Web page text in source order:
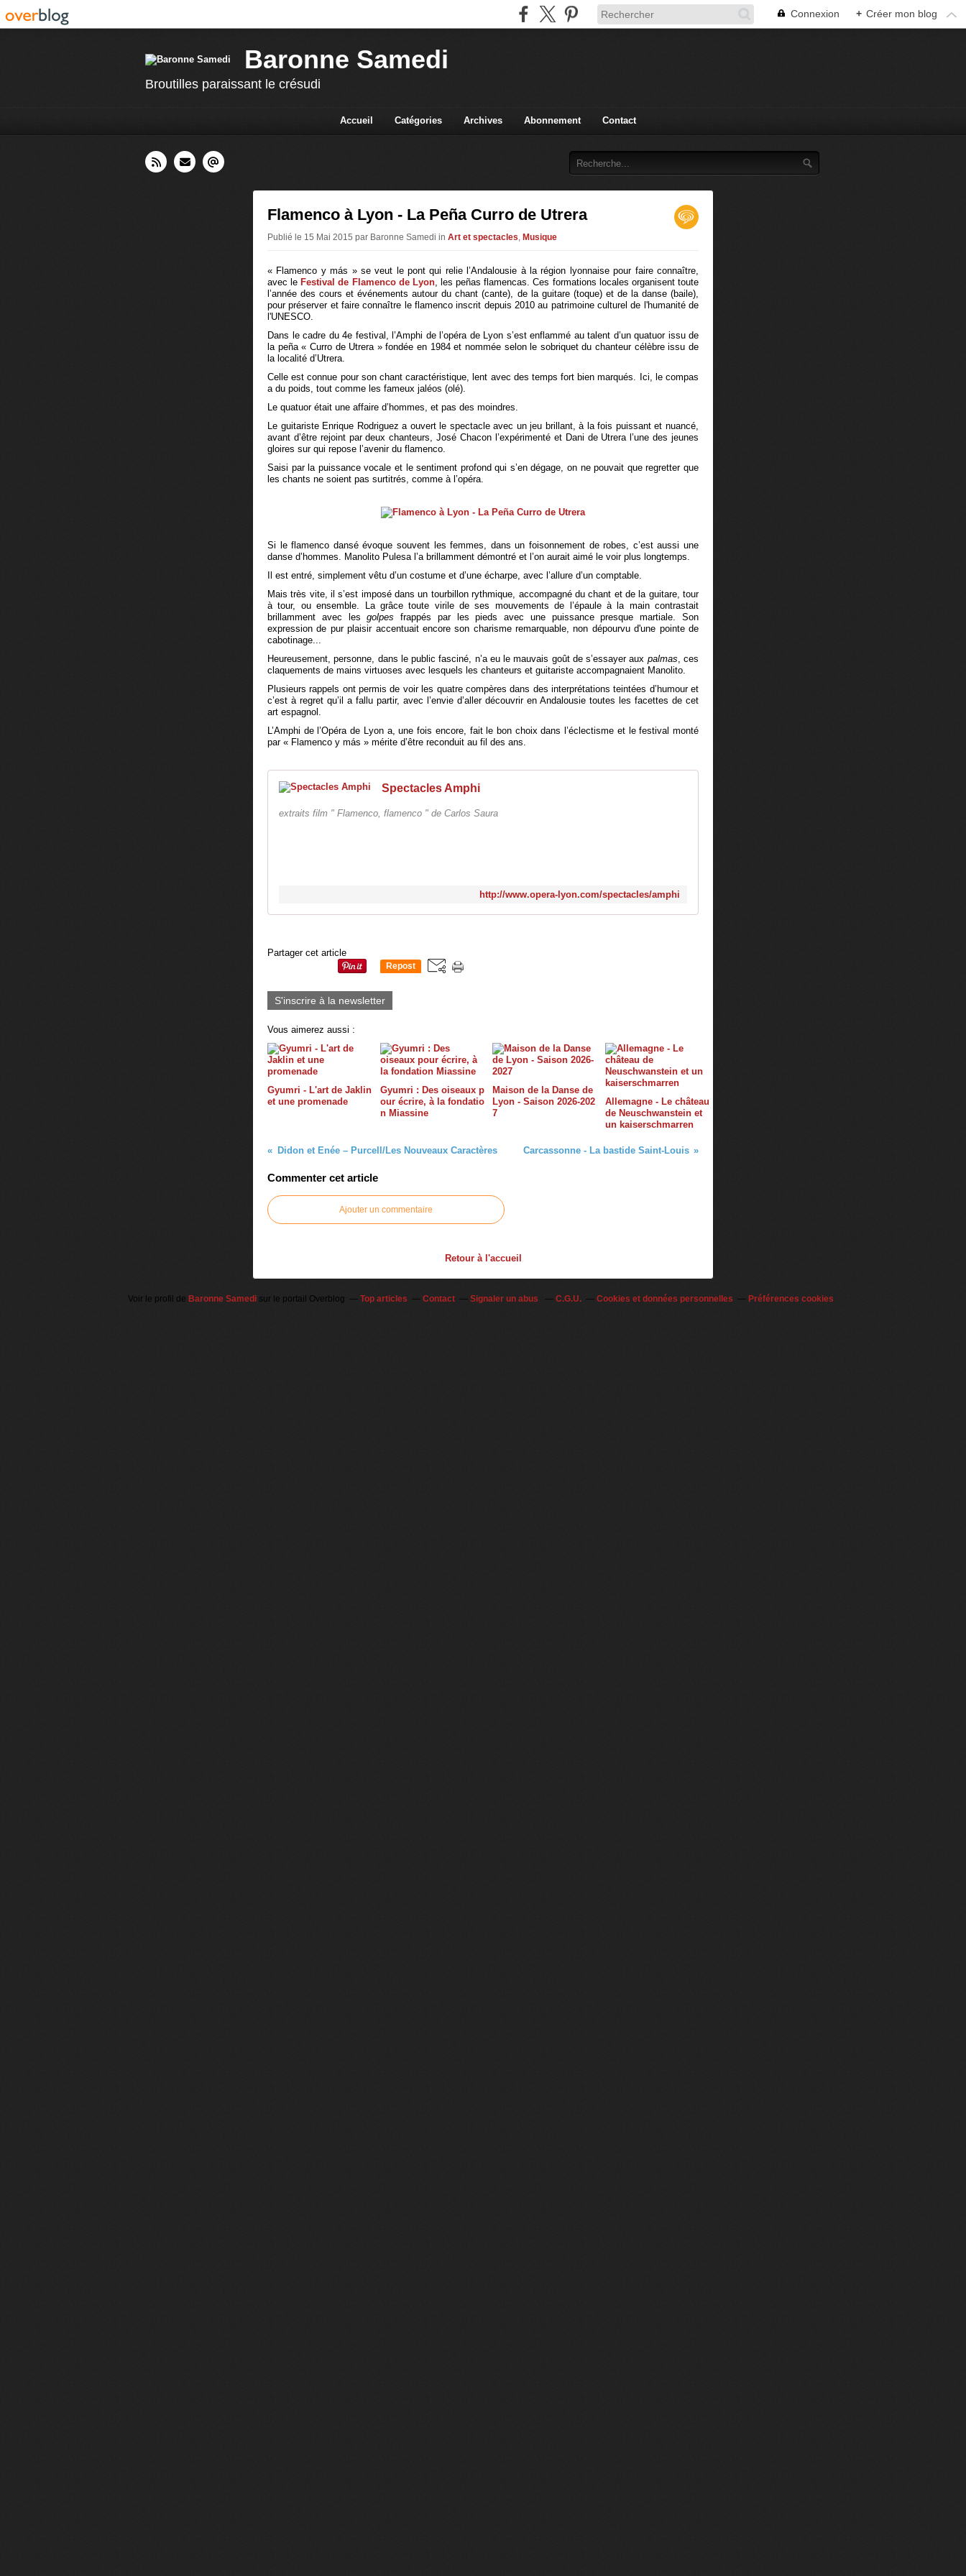
Connexion + Créer mon blog
Baronne Samedi
Broutilles paraissant le crésudi
Accueil Catégories Archives Abonnement Contact
Flamenco à Lyon - La Peña Curro de Utrera
Publié le 15 Mai 2015 par Baronne Samedi in Art et spectacles, Musique
« Flamenco y más » se veut le pont qui relie l’Andalousie à la région lyonnaise pour faire connaître,
avec le Festival de Flamenco de Lyon, les peñas flamencas. Ces formations locales organisent toute
l’année des cours et événements autour du chant (cante), de la guitare (toque) et de la danse (baile),
pour préserver et faire connaître le flamenco inscrit depuis 2010 au patrimoine culturel de l'humanité de
l'UNESCO.
Dans le cadre du 4e festival, l’Amphi de l’opéra de Lyon s’est enflammé au talent d’un quatuor issu de
la peña « Curro de Utrera » fondée en 1984 et nommée selon le sobriquet du chanteur célèbre issu de
la localité d’Utrera.
Celle est connue pour son chant caractéristique, lent avec des temps fort bien marqués. Ici, le compas
a du poids, tout comme les fameux jaléos (olé).
Le quatuor était une affaire d’hommes, et pas des moindres.
Le guitariste Enrique Rodriguez a ouvert le spectacle avec un jeu brillant, à la fois puissant et nuancé,
avant d’être rejoint par deux chanteurs, José Chacon l’expérimenté et Dani de Utrera l’une des jeunes
gloires sur qui repose l’avenir du flamenco.
Saisi par la puissance vocale et le sentiment profond qui s’en dégage, on ne pouvait que regretter que
les chants ne soient pas surtitrés, comme à l’opéra.
Si le flamenco dansé évoque souvent les femmes, dans un foisonnement de robes, c’est aussi une
danse d’hommes. Manolito Pulesa l’a brillamment démontré et l’on aurait aimé le voir plus longtemps.
Il est entré, simplement vêtu d’un costume et d’une écharpe, avec l’allure d’un comptable.
Mais très vite, il s’est imposé dans un tourbillon rythmique, accompagné du chant et de la guitare, tour
à tour, ou ensemble. La grâce toute virile de ses mouvements de l’épaule à la main contrastait
brillamment avec lesgolpes frappés par les pieds avec une puissance presque martiale. Son
expression de pur plaisir accentuait encore son charisme remarquable, non dépourvu d'une pointe de
cabotinage...
Heureusement, personne, dans le public fasciné, n’a eu le mauvais goût de s’essayer aux palmas, ces
claquements de mains virtuoses avec lesquels les chanteurs et guitariste accompagnaient Manolito.
Plusieurs rappels ont permis de voir les quatre compères dans des interprétations teintées d’humour et
c’est à regret qu’il a fallu partir, avec l’envie d’aller découvrir en Andalousie toutes les facettes de cet
art espagnol.
L’Amphi de l’Opéra de Lyon a, une fois encore, fait le bon choix dans l’éclectisme et le festival monté
par « Flamenco y más » mérite d’être reconduit au fil des ans.
Spectacles Amphi
extraits film " Flamenco, flamenco " de Carlos Saura
http://www.opera-lyon.com/spectacles/amphi
Partager cet article
Repost
S'inscrire à la newsletter
Vous aimerez aussi :
Gyumri - L'art de Jaklin
et une promenade
Gyumri : Des oiseaux p
our écrire, à la fondatio
n Miassine
Maison de la Danse de
Lyon - Saison 2026-202
7
Allemagne - Le château
de Neuschwanstein et
un kaiserschmarren
Didon et Enée – Purcell/Les Nouveaux Caractères Carcassonne - La bastide Saint-Louis
Commenter cet article
Ajouter un commentaire
Retour à l'accueil
Voir le profil de Baronne Samedi sur le portail Overblog Top articles Contact Signaler un abus C.G.U. Cookies et données personnelles Préférences cookies